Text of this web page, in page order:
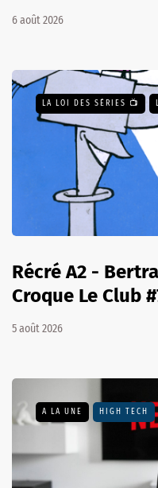
6 août 2026
LA LOI DES SÉRIES 📺
Récré A2 -
Croque Le Club
5 août 2026
A LA UNE HIGH TECH